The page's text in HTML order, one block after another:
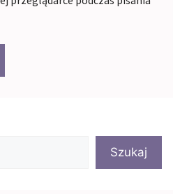
Szukaj